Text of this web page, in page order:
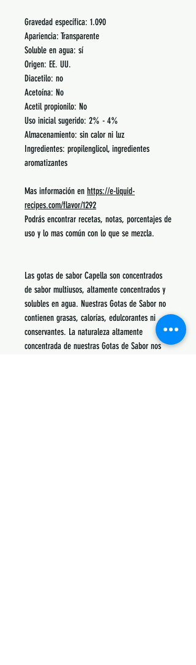
Gravedad específica: 1.090
Apariencia: Transparente
Soluble en agua: sí
Origen: EE. UU.
Diacetilo: no
Acetoína: No
Acetil propionilo: No
Uso inicial sugerido: 2% - 4%
Almacenamiento: sin calor ni luz
Ingredientes: propilenglicol, ingredientes
aromatizantes
Mas información en https://e-liquid-
recipes.com/flavor/1292
Podrás encontrar recetas, notas, porcentajes de
uso y lo mas común con lo que se mezcla.
Las gotas de sabor Capella son concentrados
de sabor multiusos, altamente concentrados y
solubles en agua. Nuestras Gotas de Sabor no
contienen grasas, calorías, edulcorantes ni
conservantes. La naturaleza altamente
concentrada de nuestras Gotas de Sabor nos